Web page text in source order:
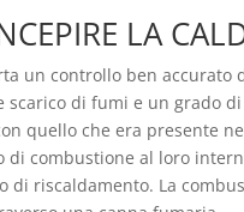
LA
un controllo ben accurato
di fumi e un grado
quello che era presente
combustione al loro
di riscaldamento. La